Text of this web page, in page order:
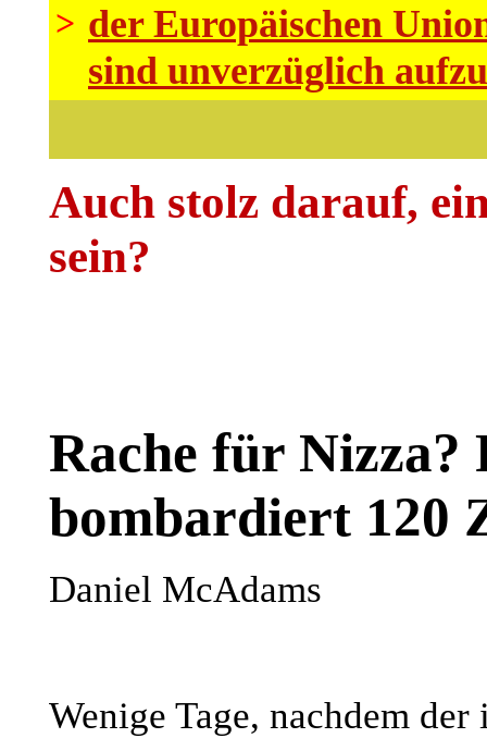
> der Europäischen
sind unverzüglich
Auch stolz darauf,
sein?
Rache für Nizza?
bombardiert 120
Daniel McAdams
Wenige Tage, nachdem